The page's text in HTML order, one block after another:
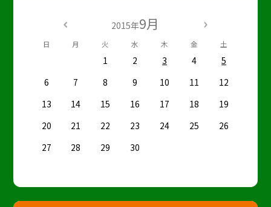
2015年9月
日 月 火 水 木 金 土
1 2 3 4
5
6
7 8 9 10 11
12
13
14 15 16 17 18
19
20
21 22 23 24 25
26
27
28 29 30